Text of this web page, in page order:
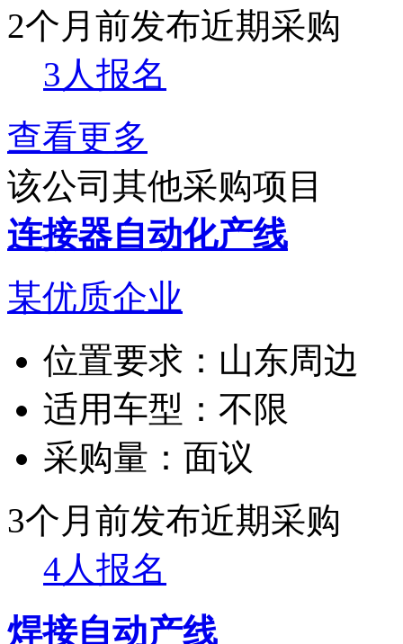
2个月前发布近期采购
3人报名
查看更多
该公司其他采购项目
连接器自动化产线
某优质企业
位置要求： 山东周边
适用车型： 不限
采购量： 面议
3个月前发布近期采购
4人报名
焊接自动产线